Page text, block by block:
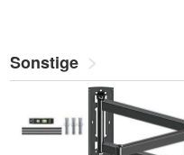
Sonstige